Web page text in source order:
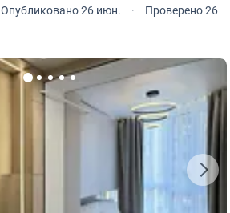
Опубликовано 26 июн. ·
Проверено 26